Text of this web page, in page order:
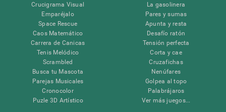
Crucigrama Visual
Emparéjalo
Space Rescue
Caos Matemático
Carrera de Canicas
Tenis Melódico
Scrambled
Busca tu Mascota
Parejas Musicales
Cronocolor
Puzle 3D Artístico
La gasolinera
Pares y sumas
Apunta y resta
Desafío ratón
Tensión perfecta
Corta y cae
Cruzafichas
Nenúfares
Golpea al topo
Palabrájaros
Ver más juegos...